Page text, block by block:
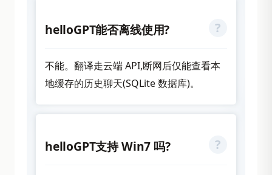
helloGPT能否离线使用?
不能。翻译走云端 API,断网后仅能查看本
地缓存的历史聊天(SQLite 数据库)。
helloGPT支持 Win7 吗?